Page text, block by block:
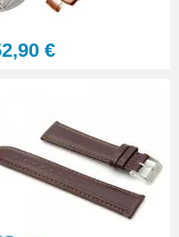
€